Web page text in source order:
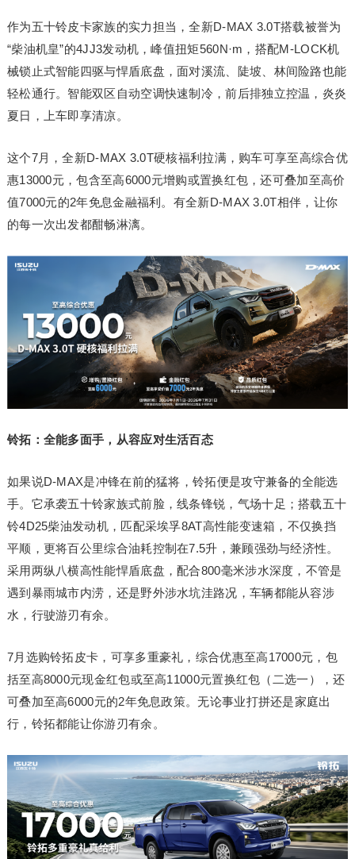
作为五十铃皮卡家族的实力担当，全新D-MAX 3.0T搭载被誉为
“柴油机皇”的4JJ3发动机，峰值扭矩560N·m，搭配M-LOCK机
械锁止式智能四驱与悍盾底盘，面对溪流、陡坡、林间险路也能
轻松通行。智能双区自动空调快速制冷，前后排独立控温，炎炎
夏日，上车即享清凉。
这个7月，全新D-MAX 3.0T硬核福利拉满，购车可享至高综合优
惠13000元，包含至高6000元增购或置换红包，还可叠加至高价
值7000元的2年免息金融福利。有全新D-MAX 3.0T相伴，让你
的每一次出发都酣畅淋漓。
铃拓：全能多面手，从容应对生活百态
如果说D-MAX是冲锋在前的猛将，铃拓便是攻守兼备的全能选
手。它承袭五十铃家族式前脸，线条锋锐，气场十足；搭载五十
铃4D25柴油发动机，匹配采埃孚8AT高性能变速箱，不仅换挡
平顺，更将百公里综合油耗控制在7.5升，兼顾强劲与经济性。
采用两纵八横高性能悍盾底盘，配合800毫米涉水深度，不管是
遇到暴雨城市内涝，还是野外涉水坑洼路况，车辆都能从容涉
水，行驶游刃有余。
7月选购铃拓皮卡，可享多重豪礼，综合优惠至高17000元，包
括至高8000元现金红包或至高11000元置换红包（二选一），还
可叠加至高6000元的2年免息政策。无论事业打拼还是家庭出
行，铃拓都能让你游刃有余。